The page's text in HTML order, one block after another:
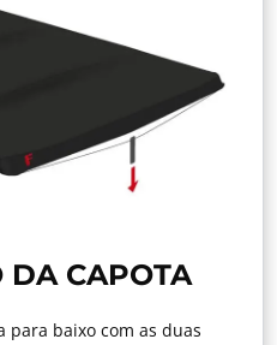
DA CAPOTA
para baixo com as duas